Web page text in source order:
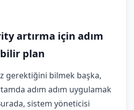
artırma için adım
plan
gerektiğini bilmek başka,
adım adım uygulamak
sistem yöneticisi